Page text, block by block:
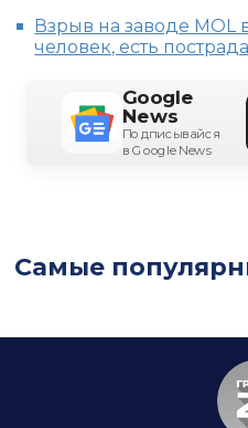
Взрыв на заводе MOL
человек, есть
Google
News
Подписывайся
в Google News
Самые